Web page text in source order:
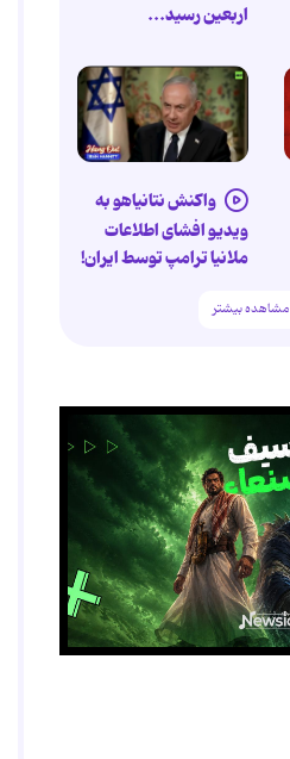
اربعین رسید...
واکنش نتانیاهو به
ویدیو افشای اطلاعات
ملانیا ترامپ توسط ایران!
مشاهده بیشتر